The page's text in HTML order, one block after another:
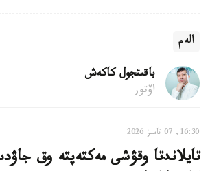
الەم
باقىتجول كاكەش
اۆتور
16:30, 07 تامىز 2026
تايلاندتا وقۋشى مەكتەپتە وق